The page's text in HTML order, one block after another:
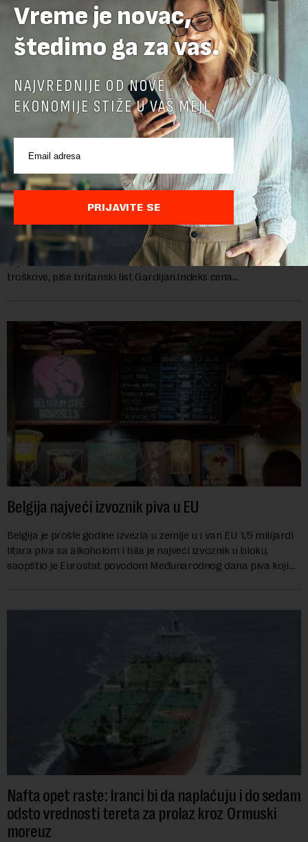
Cene hrane u svetu najviše za tri i po godine
Cene hrane u svetu su sada najviše za tri i po godine, jer letnji
toplotni talasi i ratovi u Ukrajini i na Bliskom istoku povećavaju
troškove, piše britanski list Gardijan.Indeks cena
Belgija najveći izvoznik piva u EU
Belgija je prošle godine izvezla u zemlje u i van EU 1,5 milijardi
litara piva sa alkoholom i bila je najveći izvoznik u bloku,
saopštio je Eurostat povodom Međunarodnog dana piva koji
Nafta opet raste: Iranci bi da naplaćuju i do sedam
odsto vrednosti tereta za prolaz kroz Ormuski
moreuz
Vreme je novac,
štedimo ga za vas.
NAJVREDNIJE OD NOVE
EKONOMIJE STIŽE U VAŠ MEJL.
PRIJAVITE SE